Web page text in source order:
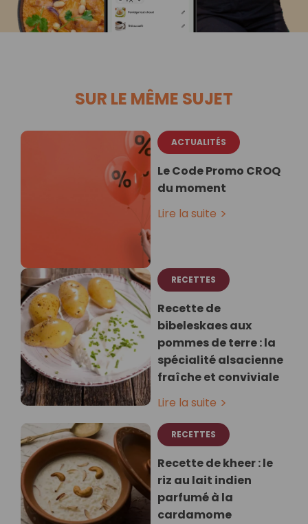
SUR LE MÊME SUJET
ACTUALITÉS
Le Code Promo CROQ
du moment
Lire la suite
RECETTES
Recette de
bibeleskaes aux
pommes de terre : la
spécialité alsacienne
fraîche et conviviale
Lire la suite
RECETTES
Recette de kheer : le
riz au lait indien
parfumé à la
cardamome